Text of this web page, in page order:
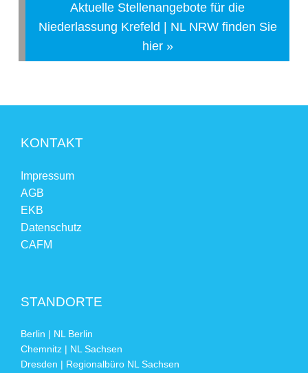
Aktuelle Stellenangebote für die
Niederlassung Krefeld | NL NRW finden Sie
hier »
KONTAKT
Impressum
AGB
EKB
Datenschutz
CAFM
STANDORTE
Berlin | NL Berlin
Chemnitz | NL Sachsen
Dresden | Regionalbüro NL Sachsen